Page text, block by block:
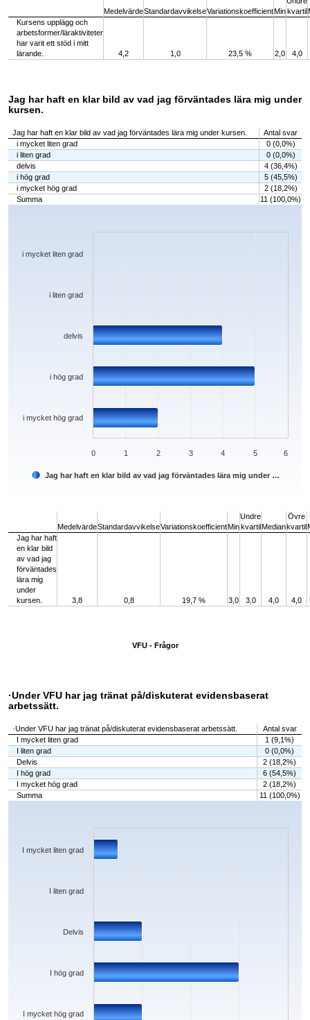
MedelvärdeStandardavvikelseVariationskoefficientMinkvartil
Kursens upplägg och
arbetsformer/läraktiviteter
har varit ett stöd i mitt
lärande.
4,2 1,0 23,5 % 2,0 4,0
Jag har haft en klar bild av vad jag förväntades lära mig under
kursen.
Jag har haft en klar bild av vad jag förväntades lära mig under kursen.
Antal svar
i mycket liten grad
0 (0,0%)
i liten grad
0 (0,0%)
delvis
4 (36,4%)
i hög grad
5 (45,5%)
i mycket hög grad
2 (18,2%)
Summa
11 (100,0%)
Chart
The chart has 1 X axis displaying categories.
Jag har haft en klar bild av vad jag förväntades lära mig under …
i mycket hög grad
i hög grad
delvis
i liten grad
i mycket liten grad
0 1 2 3 4 5 6
MedelvärdeStandardavvikelseVariationskoefficientMin
Undre
kvartilMedian
Övre
kvartil
Jag har haft
en klar bild
av vad jag
förväntades
lära mig
under
kursen.
3,8 0,8 19,7 % 3,0 3,0 4,0 4,0
VFU - Frågor
·Under VFU har jag tränat på/diskuterat evidensbaserat
arbetssätt.
·Under VFU har jag tränat på/diskuterat evidensbaserat arbetssätt.
Antal svar
I mycket liten grad
1 (9,1%)
I liten grad
0 (0,0%)
Delvis
2 (18,2%)
I hög grad
6 (54,5%)
I mycket hög grad
2 (18,2%)
Summa
11 (100,0%)
Chart
The chart has 1 X axis displaying categories.
The chart has 1 Y axis displaying values. Data ranges from 0 to 6.
I mycket hög grad
I hög grad
Delvis
I liten grad
I mycket liten grad